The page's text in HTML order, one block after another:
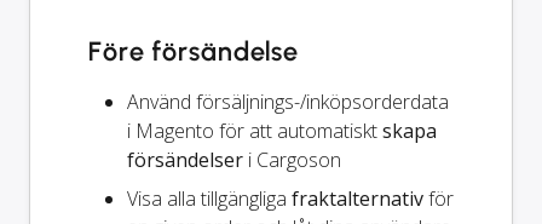
Före försändelse
Använd försäljnings-/inköpsorderdata
i Magento för att automatisktskapa
försändelser i Cargoson
Visa alla tillgängliga fraktalternativför